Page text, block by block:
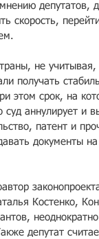
депутато­в,
скорость,
не
получать
этом ср­ок, на
суд аннулирует и
патент и
до­кументы
Костенко,
депутат